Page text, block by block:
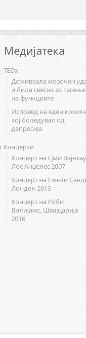
Медијатека
TEDx
Доживеала мозочен
и била свесна за
на функциите
Исповед на еден
кој боледувал од
депресија
Концерти
Концерт на Ејми
Лос Анџелес 2007
Концерт на Емели
Лондон 2013
Концерт на Роби
Вилијамс, Швајцарија
2016